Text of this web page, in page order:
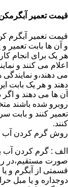
قیمت تعمیر
قیمت تعمیر آبگرم
و آن ها بابت تعمیر
هر یک برای انجام
اعلام می کنند و
می دهند،و
دهند و هر یک بابت
آن ها می دهند و
روبرو شده باشند
تعمیر کنند و بابت
کنند.
روش گرم کردن آب
الف : گرم کردن
صورت مستقیم،در
قسمتی از آبگرم و
دوجداره و یا مبل